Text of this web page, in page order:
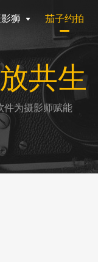
狮 茄子约拍
共生
件为摄影师赋能